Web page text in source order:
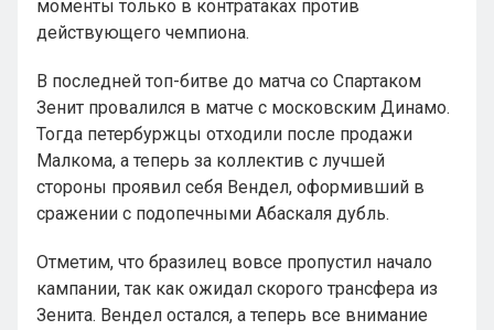
моменты только в контратаках против
действующего чемпиона.
В последней топ-битве до матча со Спартаком
Зенит провалился в матче с московским Динамо.
Тогда петербуржцы отходили после продажи
Малкома, а теперь за коллектив с лучшей
стороны проявил себя Вендел, оформивший в
сражении с подопечными Абаскаля дубль.
Отметим, что бразилец вовсе пропустил начало
кампании, так как ожидал скорого трансфера из
Зенита. Вендел остался, а теперь все внимание